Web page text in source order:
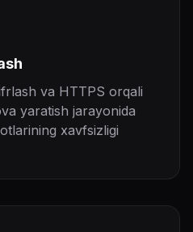
va HTTPS orqali
yaratish jarayonida
xavfsizligi